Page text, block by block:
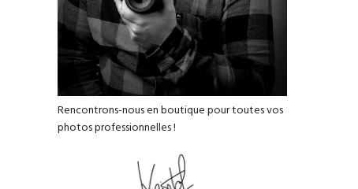
Rencontrons-nous en boutique pour toutes vos
photos professionnelles !